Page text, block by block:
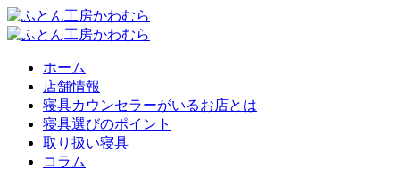
ホーム
店舗情報
寝具カウンセラーがいるお店とは
寝具選びのポイント
取り扱い寝具
コラム